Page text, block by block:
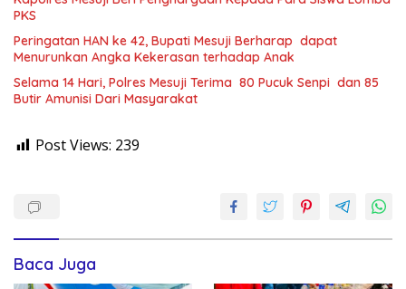
PKS
Peringatan HAN ke 42, Bupati Mesuji Berharap dapat
Menurunkan Angka Kekerasan terhadap Anak
Selama 14 Hari, Polres Mesuji Terima 80 Pucuk Senpi dan 85
Butir Amunisi Dari Masyarakat
Post Views: 239
Baca Juga